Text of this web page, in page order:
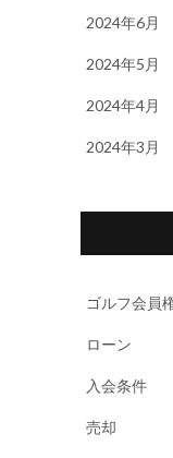
2024年6月
2024年5月
2024年4月
2024年3月
ゴルフ会員
ローン
入会条件
売却